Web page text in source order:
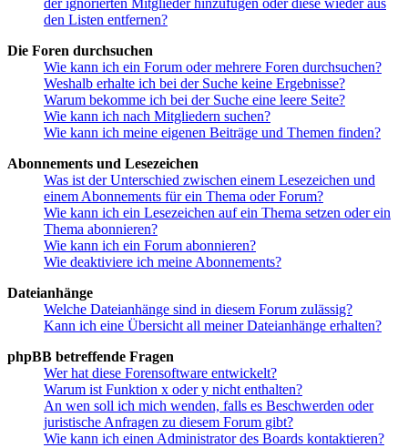
der ignorierten Mitglieder hinzufügen oder diese wieder aus
den Listen entfernen?
Die Foren durchsuchen
Wie kann ich ein Forum oder mehrere Foren durchsuchen?
Weshalb erhalte ich bei der Suche keine Ergebnisse?
Warum bekomme ich bei der Suche eine leere Seite?
Wie kann ich nach Mitgliedern suchen?
Wie kann ich meine eigenen Beiträge und Themen finden?
Abonnements und Lesezeichen
Was ist der Unterschied zwischen einem Lesezeichen und
einem Abonnements für ein Thema oder Forum?
Wie kann ich ein Lesezeichen auf ein Thema setzen oder ein
Thema abonnieren?
Wie kann ich ein Forum abonnieren?
Wie deaktiviere ich meine Abonnements?
Dateianhänge
Welche Dateianhänge sind in diesem Forum zulässig?
Kann ich eine Übersicht all meiner Dateianhänge erhalten?
phpBB betreffende Fragen
Wer hat diese Forensoftware entwickelt?
Warum ist Funktion x oder y nicht enthalten?
An wen soll ich mich wenden, falls es Beschwerden oder
juristische Anfragen zu diesem Forum gibt?
Wie kann ich einen Administrator des Boards kontaktieren?